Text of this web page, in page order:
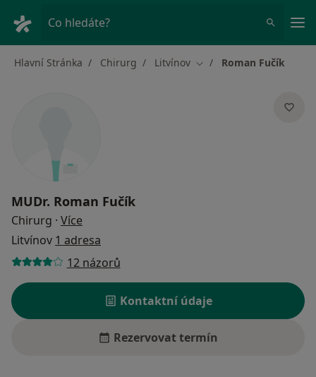
Co hledáte?
Hlavní Stránka Chirurg Litvínov Změna města
Roman Fučík
MUDr. Roman Fučík
Chirurg · Více
Litvínov 1 adresa
12 názorů
Kontaktní údaje
Rezervovat termín